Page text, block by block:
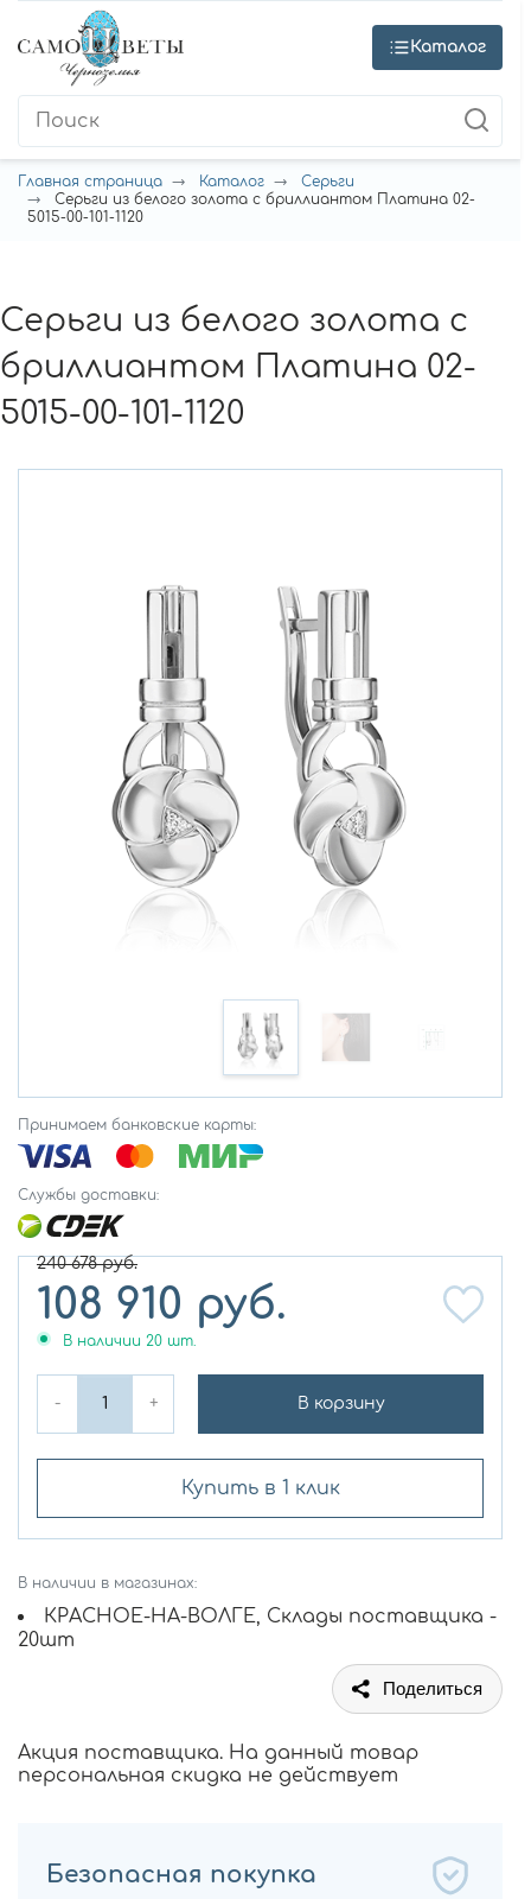
Каталог
Главная страница Каталог
Серьги
Серьги из белого золота с бриллиантом Платина 02-
5015-00-101-1120
Серьги из белого золота с
бриллиантом Платина 02-
5015-00-101-1120
Принимаем банковские карты:
Службы доставки:
240 678руб.
108 910 руб.
В наличии 20 шт.
- + В корзину
Купить в 1 клик
В наличии в магазинах:
КРАСНОЕ-НА-ВОЛГЕ, Склады поставщика -
20шт
Поделиться
Акция поставщика. На данный товар
персональная скидка не действует
Безопасная покупка